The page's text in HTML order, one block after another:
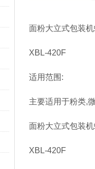
面粉大立式包装
XBL-420F
适用范围:
主要适用于粉类,
面粉大立式包装
XBL-420F